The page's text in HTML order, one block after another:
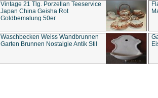
Vintage 21 Tlg. Porzellan Teeservice
Japan China Geisha Rot
Goldbemalung 50er
Waschbecken Weiss Wandbrunnen
Garten Brunnen Nostalgie Antik Stil